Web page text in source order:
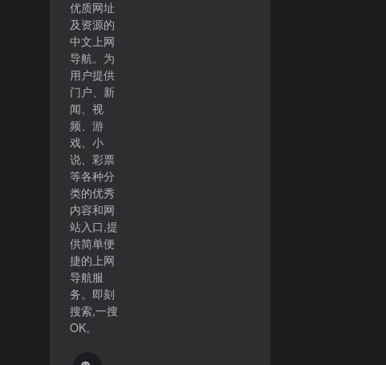
优质网址
及资源的
中文上网
导航。为
用户提供
门户、新
闻、视
频、游
戏、小
说、彩票
等各种分
类的优秀
内容和网
站入口,提
供简单便
捷的上网
导航服
务。即刻
搜索,一搜
OK。